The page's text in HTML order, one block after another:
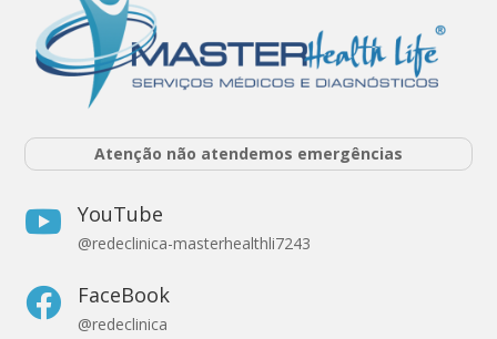
Atenção não atendemos emergências
 YouTube
@redeclinica-masterhealthli7243
 FaceBook
@redeclinica